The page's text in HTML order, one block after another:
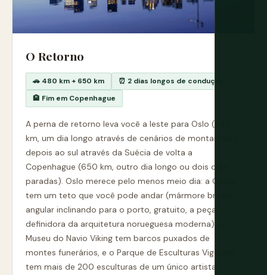
O Retorno
🚗 480 km + 650 km
⏰ 2 dias longos de condução
🏨 Fim em Copenhague
A perna de retorno leva você a leste para Oslo (480
km, um dia longo através de cenários de montanha) e
depois ao sul através da Suécia de volta a
Copenhague (650 km, outro dia longo ou dois com
paradas). Oslo merece pelo menos meio dia: a Ópera
tem um teto que você pode andar (mármore branco
angular inclinando para o porto, gratuito, a peça
definidora da arquitetura norueguesa moderna), o
Museu do Navio Viking tem barcos puxados de
montes funerários, e o Parque de Esculturas Vigeland
tem mais de 200 esculturas de um único artista,